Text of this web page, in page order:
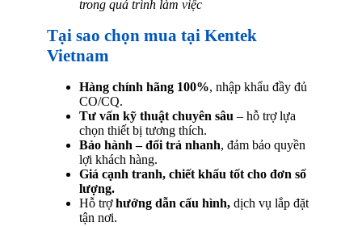
trong quá trình làm việc
Tại sao chọn mua tại Kentek
Vietnam
Hàng chính hãng 100%, nhập khẩu đầy đủ
CO/CQ.
Tư vấn kỹ thuật chuyên sâu – hỗ trợ lựa
chọn thiết bị tương thích.
Bảo hành – đổi trả nhanh, đảm bảo quyền
lợi khách hàng.
Giá cạnh tranh, chiết khấu tốt cho đơn số
lượng.
Hỗ trợhướng dẫn cấu hình, dịch vụ lắp đặt
tận nơi.